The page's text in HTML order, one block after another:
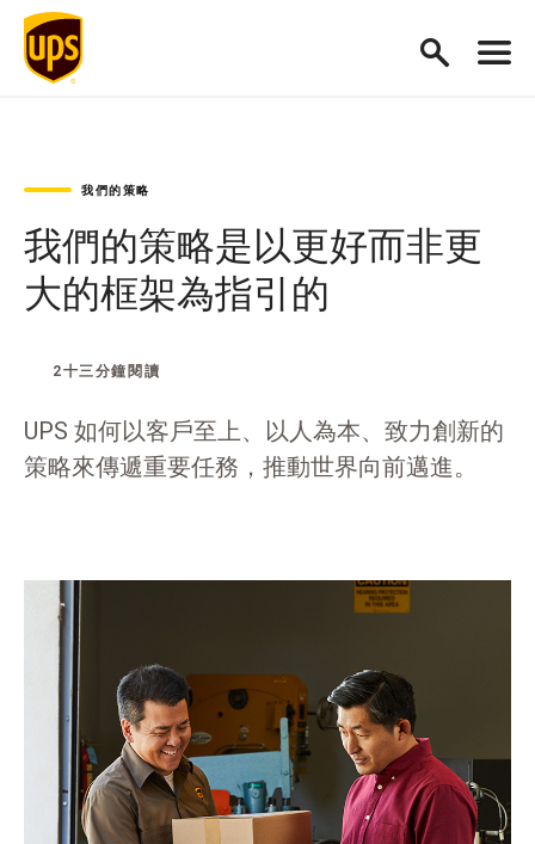
我們的策略
我們的策略是以更好而非更
大的框架為指引的
2十三分鐘閱讀
UPS 如何以客戶至上、以人為本、致力創新的
策略來傳遞重要任務，推動世界向前邁進。